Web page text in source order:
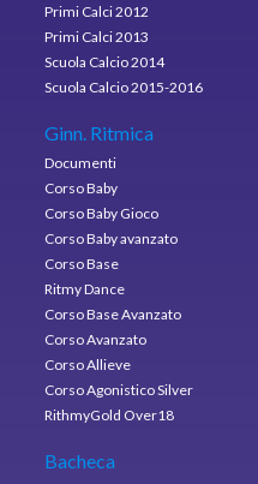
Primi Calci 2012
Primi Calci 2013
Scuola Calcio 2014
Scuola Calcio 2015-2016
Ginn. Ritmica
Documenti
Corso Baby
Corso Baby Gioco
Corso Baby avanzato
Corso Base
Ritmy Dance
Corso Base Avanzato
Corso Avanzato
Corso Allieve
Corso Agonistico Silver
RithmyGold Over18
Bacheca